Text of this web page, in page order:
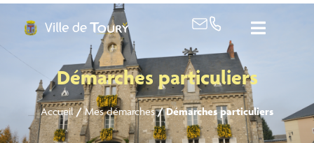
Démarches particuliers
Accueil/Mes démarches/Démarches particuliers